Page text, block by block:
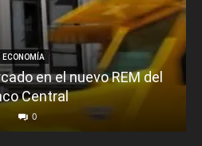
ECONOMÍA
en el nuevo REM del
Central
0